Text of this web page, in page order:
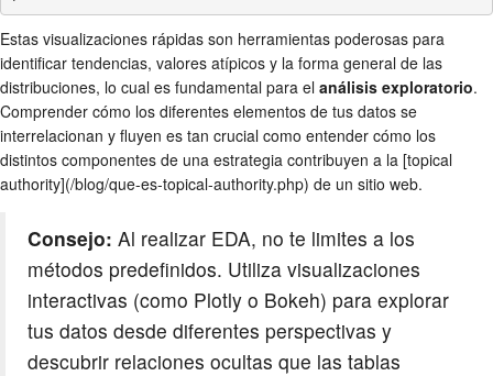
Estas visualizaciones rápidas son herramientas poderosas para
identificar tendencias, valores atípicos y la forma general de las
distribuciones, lo cual es fundamental para el análisis exploratorio.
Comprender cómo los diferentes elementos de tus datos se
interrelacionan y fluyen es tan crucial como entender cómo los
distintos componentes de una estrategia contribuyen a la [topical
authority](/blog/que-es-topical-authority.php) de un sitio web.
Consejo: Al realizar EDA, no te limites a los
métodos predefinidos. Utiliza visualizaciones
interactivas (como Plotly o Bokeh) para explorar
tus datos desde diferentes perspectivas y
descubrir relaciones ocultas que las tablas